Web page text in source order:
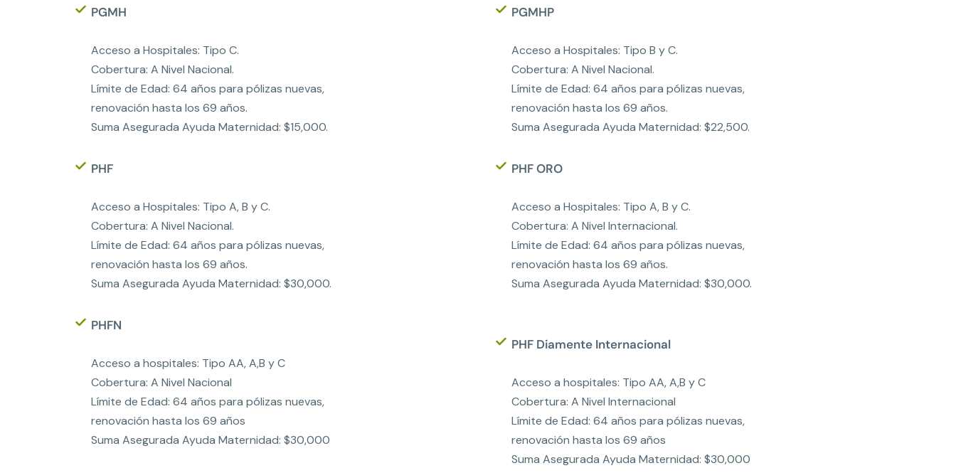
PGMH
Acceso a Hospitales: Tipo C.
Cobertura: A Nivel Nacional.
Límite de Edad: 64 años para pólizas nuevas,
renovación hasta los 69 años.
Suma Asegurada Ayuda Maternidad: $15,000.
PHF
Acceso a Hospitales: Tipo A, B y C.
Cobertura: A Nivel Nacional.
Límite de Edad: 64 años para pólizas nuevas,
renovación hasta los 69 años.
Suma Asegurada Ayuda Maternidad: $30,000.
PHFN
Acceso a hospitales: Tipo AA, A,B y C
Cobertura: A Nivel Nacional
Límite de Edad: 64 años para pólizas nuevas,
renovación hasta los 69 años
Suma Asegurada Ayuda Maternidad: $30,000
PGMHP
Acceso a Hospitales: Tipo B y C.
Cobertura: A Nivel Nacional.
Límite de Edad: 64 años para pólizas nuevas,
renovación hasta los 69 años.
Suma Asegurada Ayuda Maternidad: $22,500.
PHF ORO
Acceso a Hospitales: Tipo A, B y C.
Cobertura: A Nivel Internacional.
Límite de Edad: 64 años para pólizas nuevas,
renovación hasta los 69 años.
Suma Asegurada Ayuda Maternidad: $30,000.
PHF Diamente Internacional
Acceso a hospitales: Tipo AA, A,B y C
Cobertura: A Nivel Internacional
Límite de Edad: 64 años para pólizas nuevas,
renovación hasta los 69 años
Suma Asegurada Ayuda Maternidad: $30,000